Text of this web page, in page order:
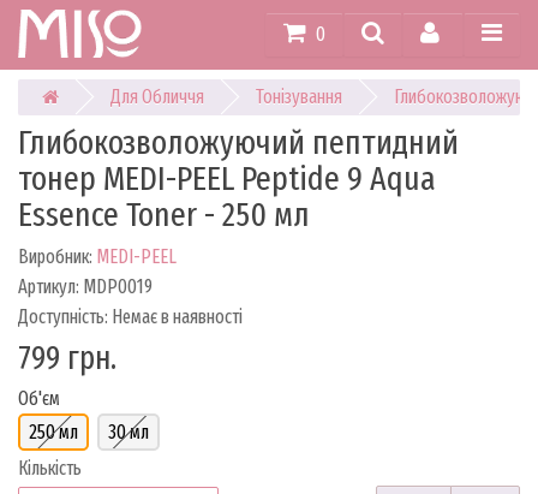
0
Для Обличчя Тонізування
Глибокозволожуючий пептидний
тонер MEDI-PEEL Peptide 9 Aqua
Essence Toner - 250 мл
Виробник: MEDI-PEEL
Артикул: MDP0019
Доступність: Немає в наявності
799 грн.
Об'єм
250 мл
30 мл
Кількість